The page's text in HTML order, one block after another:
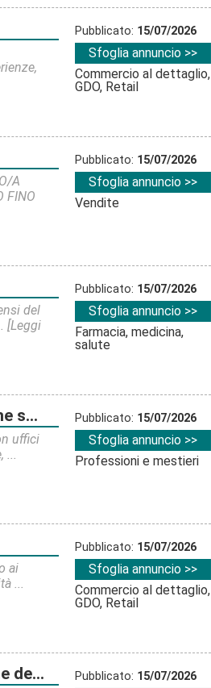
Pubblicato: 15/07/2026
Sfoglia annuncio >>
Commercio al dettaglio,
GDO, Retail
A
FINO
Pubblicato: 15/07/2026
Sfoglia annuncio >>
Vendite
del
[Leggi
Pubblicato: 15/07/2026
Sfoglia annuncio >>
Farmacia, medicina,
salute
uffici
...
Pubblicato: 15/07/2026
Sfoglia annuncio >>
Professioni e mestieri
ai
...
Pubblicato: 15/07/2026
Sfoglia annuncio >>
Commercio al dettaglio,
GDO, Retail
Pubblicato: 15/07/2026